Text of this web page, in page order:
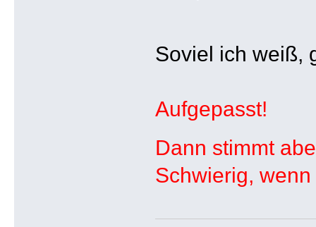
Soviel ich weiß,
Aufgepasst!
Dann stimmt
Schwierig,